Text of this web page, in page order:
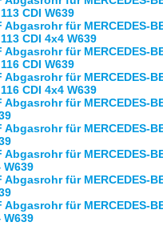
CDI W639
Abgasrohr für MERCEDES-
CDI 4x4 W639
Abgasrohr für MERCEDES-
CDI W639
Abgasrohr für MERCEDES-
CDI 4x4 W639
Abgasrohr für MERCEDES-
Abgasrohr für MERCEDES-
Abgasrohr für MERCEDES-
W639
Abgasrohr für MERCEDES-
Abgasrohr für MERCEDES-
W639